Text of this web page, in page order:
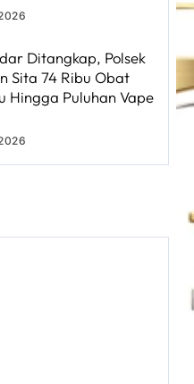
Ditangkap, Polsek
Sita 74 Ribu Obat
Hingga Puluhan Vape